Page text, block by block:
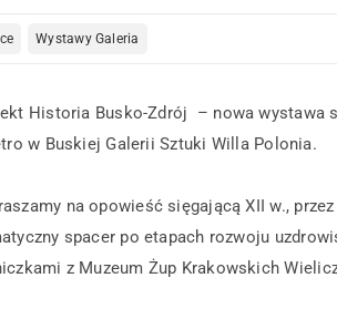
Wystawy Galeria
Historia Busko-Zdrój – nowa wystawa
w Buskiej Galerii Sztuki Willa Polonia.
na opowieść sięgającą XII w.,
spacer po etapach rozwoju
z Muzeum Żup Krakowskich